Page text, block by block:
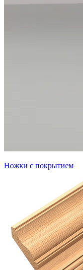
Ножки с покрытием